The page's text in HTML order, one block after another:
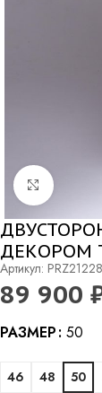
ДЕКОРОМ
Артикул: PRZ21228
89 900
РАЗМЕР 50
46 48 50
Alternative: